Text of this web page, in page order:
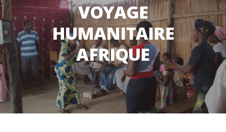
VOYAGE
HUMANITAIRE
AFRIQUE